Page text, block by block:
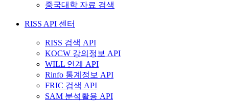
중국대학 자료 검색
RISS API 센터
RISS 검색 API
KOCW 강의정보 API
WILL 연계 API
Rinfo 통계정보 API
FRIC 검색 API
SAM 분석활용 API